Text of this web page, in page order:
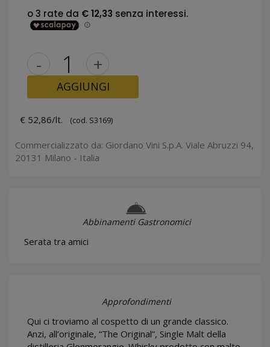
- +
AGGIUNGI
€ 52,86/lt. (cod. S3169)
Commercializzato da: Giordano Vini S.p.A. Viale Abruzzi 94,
20131 Milano - Italia
Abbinamenti Gastronomici
Serata tra amici
Approfondimenti
Qui ci troviamo al cospetto di un grande classico.
Anzi, all’originale, “The Original”, Single Malt della